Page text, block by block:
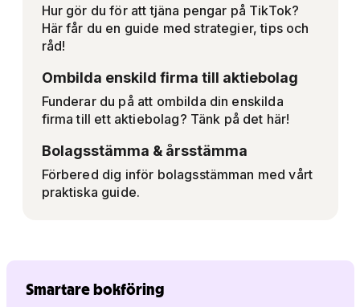
Hur gör du för att tjäna pengar på TikTok?
Här får du en guide med strategier, tips och
råd!
Ombilda enskild firma till aktiebolag
Funderar du på att ombilda din enskilda
firma till ett aktiebolag? Tänk på det här!
Bolagsstämma & årsstämma
Förbered dig inför bolagsstämman med vårt
praktiska guide.
Smartare bokföring